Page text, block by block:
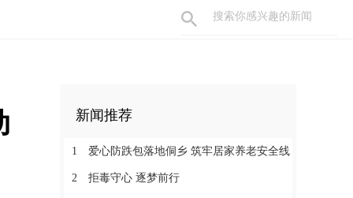
新闻推荐
1 爱心防跌包落地侗乡 筑牢居家养老安全线
2 拒毒守心 逐梦前行